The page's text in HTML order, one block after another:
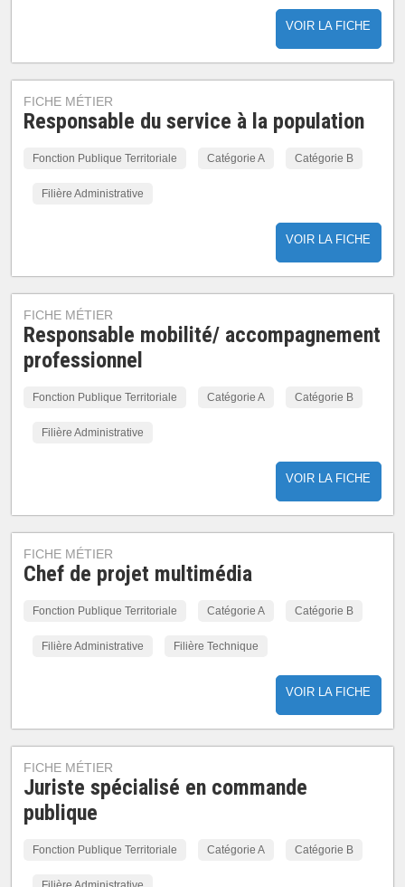
VOIR LA FICHE
FICHE MÉTIER
Responsable du service à la population
Fonction Publique Territoriale Catégorie A Catégorie B
Filière Administrative
VOIR LA FICHE
FICHE MÉTIER
Responsable mobilité/ accompagnement
professionnel
Fonction Publique Territoriale Catégorie A Catégorie B
Filière Administrative
VOIR LA FICHE
FICHE MÉTIER
Chef de projet multimédia
Fonction Publique Territoriale Catégorie A Catégorie B
Filière Administrative Filière Technique
VOIR LA FICHE
FICHE MÉTIER
Juriste spécialisé en commande
publique
Fonction Publique Territoriale Catégorie A Catégorie B